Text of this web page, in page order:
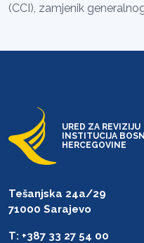
(CCI), zamjenik
URED ZA REVIZIJU
INSTITUCIJA
HERCEGOVINE
Tešanjska 24a/29
71000 Sarajevo
T: +387 33 27 54 00